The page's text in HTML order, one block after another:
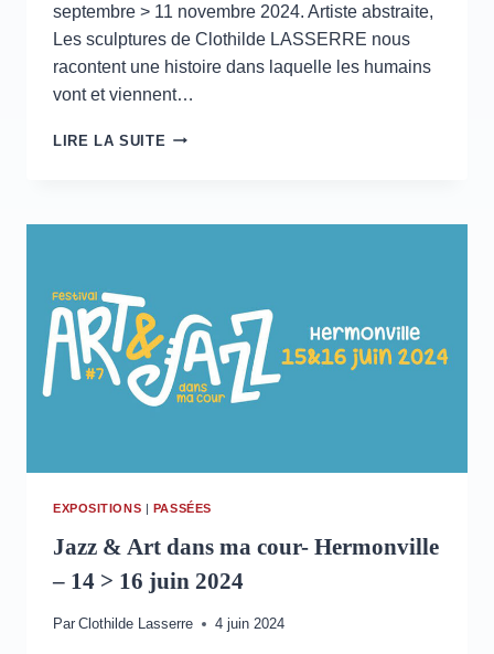
septembre > 11 novembre 2024. Artiste abstraite,
Les sculptures de Clothilde LASSERRE nous
racontent une histoire dans laquelle les humains
vont et viennent…
LIRE LA SUITE LE
TERRE-
20
SEPTEMBRE
>
11
EXPOSITIONS | PASSÉES
Jazz & Art dans ma cour- Hermonville
– 14 > 16 juin 2024
Par Clothilde Lasserre 4 juin 2024